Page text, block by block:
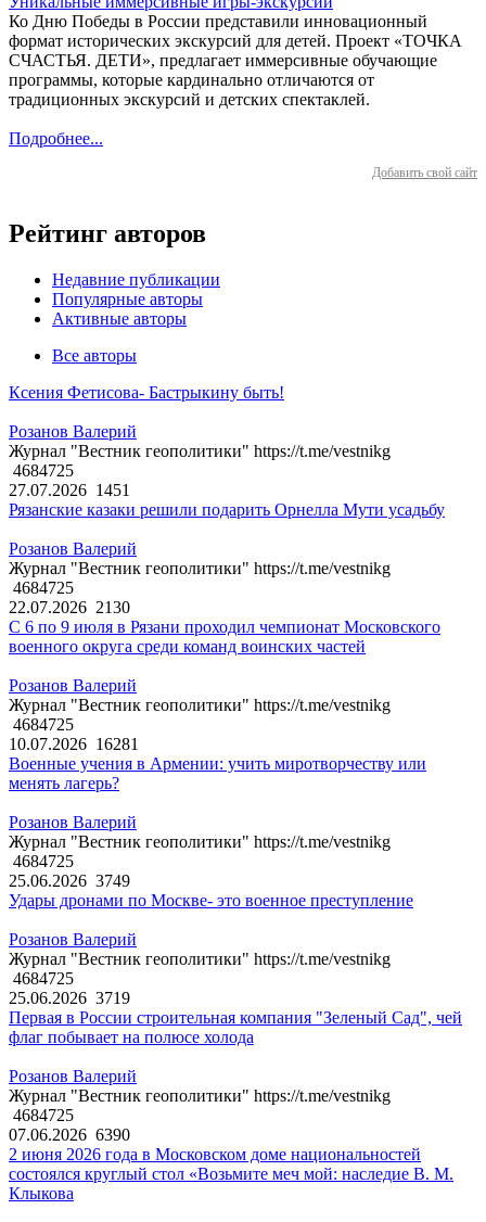
Ко Дню Победы в России представили инновационный
формат исторических экскурсий для детей. Проект «ТОЧКА
СЧАСТЬЯ. ДЕТИ», предлагает иммерсивные обучающие
программы, которые кардинально отличаются от
традиционных экскурсий и детских спектаклей.
Подробнее...
Добавить свой сайт
Рейтинг авторов
Недавние публикации
Популярные авторы
Активные авторы
Все авторы
Ксения Фетисова- Бастрыкину быть!
Розанов Валерий
Журнал "Вестник геополитики" https://t.me/vestnikg
4684725
27.07.2026 1451
Рязанские казаки решили подарить Орнелла Мути усадьбу
Розанов Валерий
Журнал "Вестник геополитики" https://t.me/vestnikg
4684725
22.07.2026 2130
С 6 по 9 июля в Рязани проходил чемпионат Московского
военного округа среди команд воинских частей
Розанов Валерий
Журнал "Вестник геополитики" https://t.me/vestnikg
4684725
10.07.2026 16281
Военные учения в Армении: учить миротворчеству или
менять лагерь?
Розанов Валерий
Журнал "Вестник геополитики" https://t.me/vestnikg
4684725
25.06.2026 3749
Удары дронами по Москве- это военное преступление
Розанов Валерий
Журнал "Вестник геополитики" https://t.me/vestnikg
4684725
25.06.2026 3719
Первая в России строительная компания "Зеленый Сад", чей
флаг побывает на полюсе холода
Розанов Валерий
Журнал "Вестник геополитики" https://t.me/vestnikg
4684725
07.06.2026 6390
2 июня 2026 года в Московском доме национальностей
состоялся круглый стол «Возьмите меч мой: наследие В. М.
Клыкова